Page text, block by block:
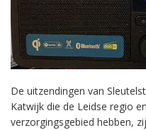
De uitzendingen van
Katwijk die de Leidse regio
verzorgingsgebied hebben,